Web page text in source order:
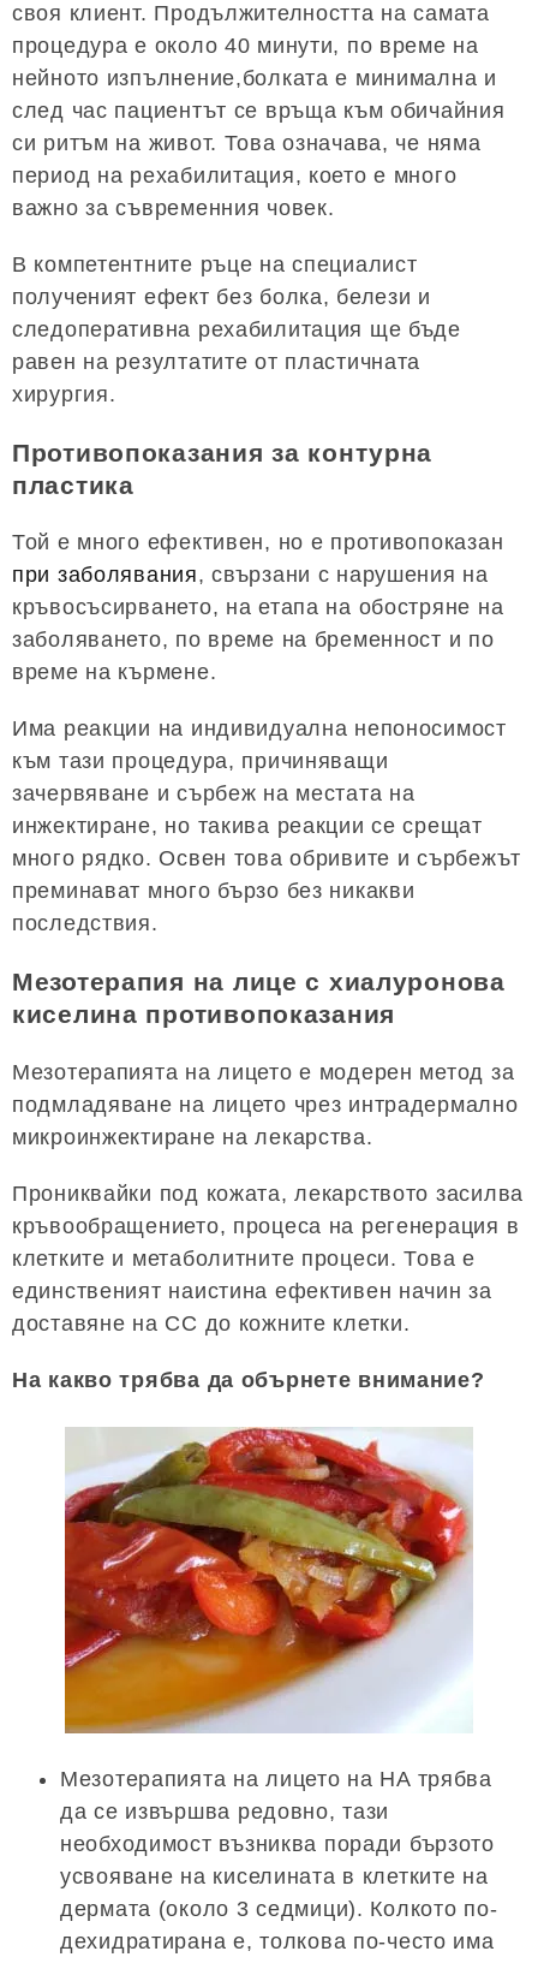
своя клиент. Продължителността на самата
процедура е около 40 минути, по време на
нейното изпълнение,болката е минимална и
след час пациентът се връща към обичайния
си ритъм на живот. Това означава, че няма
период на рехабилитация, което е много
важно за съвременния човек.
В компетентните ръце на специалист
полученият ефект без болка, белези и
следоперативна рехабилитация ще бъде
равен на резултатите от пластичната
хирургия.
Противопоказания за контурна
пластика
Той е много ефективен, но е противопоказан
при заболявания, свързани с нарушения на
кръвосъсирването, на етапа на обостряне на
заболяването, по време на бременност и по
време на кърмене.
Има реакции на индивидуална непоносимост
към тази процедура, причиняващи
зачервяване и сърбеж на местата на
инжектиране, но такива реакции се срещат
много рядко. Освен това обривите и сърбежът
преминават много бързо без никакви
последствия.
Мезотерапия на лице с хиалуронова
киселина противопоказания
Мезотерапията на лицето е модерен метод за
подмладяване на лицето чрез интрадермално
микроинжектиране на лекарства.
Прониквайки под кожата, лекарството засилва
кръвообращението, процеса на регенерация в
клетките и метаболитните процеси. Това е
единственият наистина ефективен начин за
доставяне на CC до кожните клетки.
На какво трябва да обърнете внимание?
Мезотерапията на лицето на HA трябва
да се извършва редовно, тази
необходимост възниква поради бързото
усвояване на киселината в клетките на
дермата (около 3 седмици). Колкото по-
дехидратирана е, толкова по-често има